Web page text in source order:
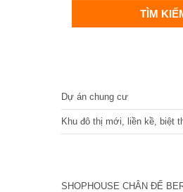
Dự án chung cư
Khu đô thị mới, liền kề, biệt
SHOPHOUSE CHÂN ĐẾ